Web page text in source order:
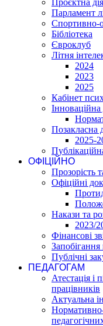
Парламент
Спортивно-
Бібліотека
Євроклуб
Літня
2024
2023
2025
Кабінет
Інноваційна
Позакласна
2025-
ОФІЦІЙНО
Прозорість
Офіційні
Накази та
2023/
Фінансові
Запобігання
Публічні
ПЕДАГОГАМ
Атестація і
працівників
Актуальна
Нормативно-